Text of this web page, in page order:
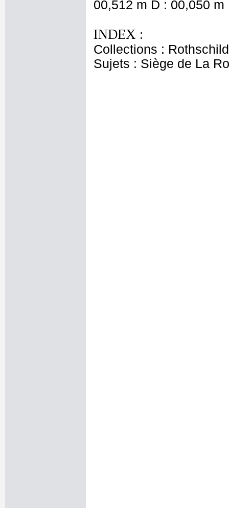
00,512 m D : 00,050
INDEX :
Collections :
Sujets : Siège de La